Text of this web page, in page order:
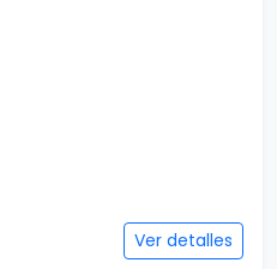
Ver detalles